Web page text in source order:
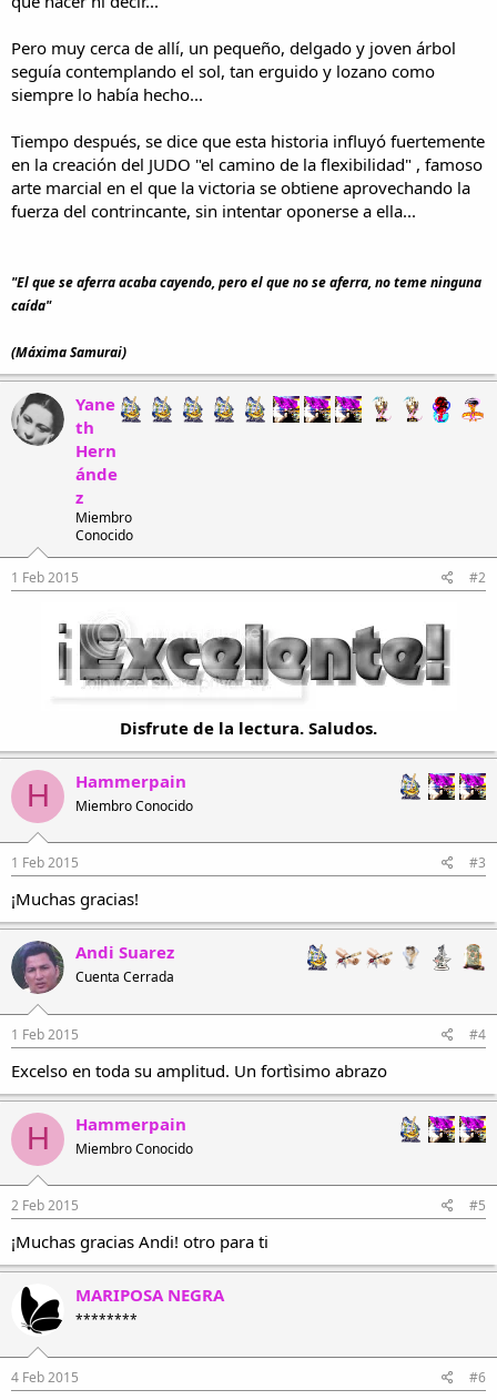
Pero muy cerca de allí, un pequeño, delgado y joven árbol
seguía contemplando el sol, tan erguido y lozano como
siempre lo había hecho...
Tiempo después, se dice que esta historia influyó fuertemente
en la creación del JUDO "el camino de la flexibilidad" , famoso
arte marcial en el que la victoria se obtiene aprovechando la
fuerza del contrincante, sin intentar oponerse a ella...
"El que se aferra acaba cayendo, pero el que no se aferra, no teme ninguna
caída"
(Máxima Samurai)
Yane
th
Hern
ánde
z
Miembro
Conocido
1 Feb 2015 #2
Disfrute de la lectura. Saludos.
H Hammerpain
Miembro Conocido
1 Feb 2015 #3
¡Muchas gracias!
Andi Suarez
Cuenta Cerrada
1 Feb 2015 #4
Excelso en toda su amplitud. Un fortìsimo abrazo
H Hammerpain
Miembro Conocido
2 Feb 2015 #5
¡Muchas gracias Andi! otro para ti
MARIPOSA NEGRA
********
4 Feb 2015 #6